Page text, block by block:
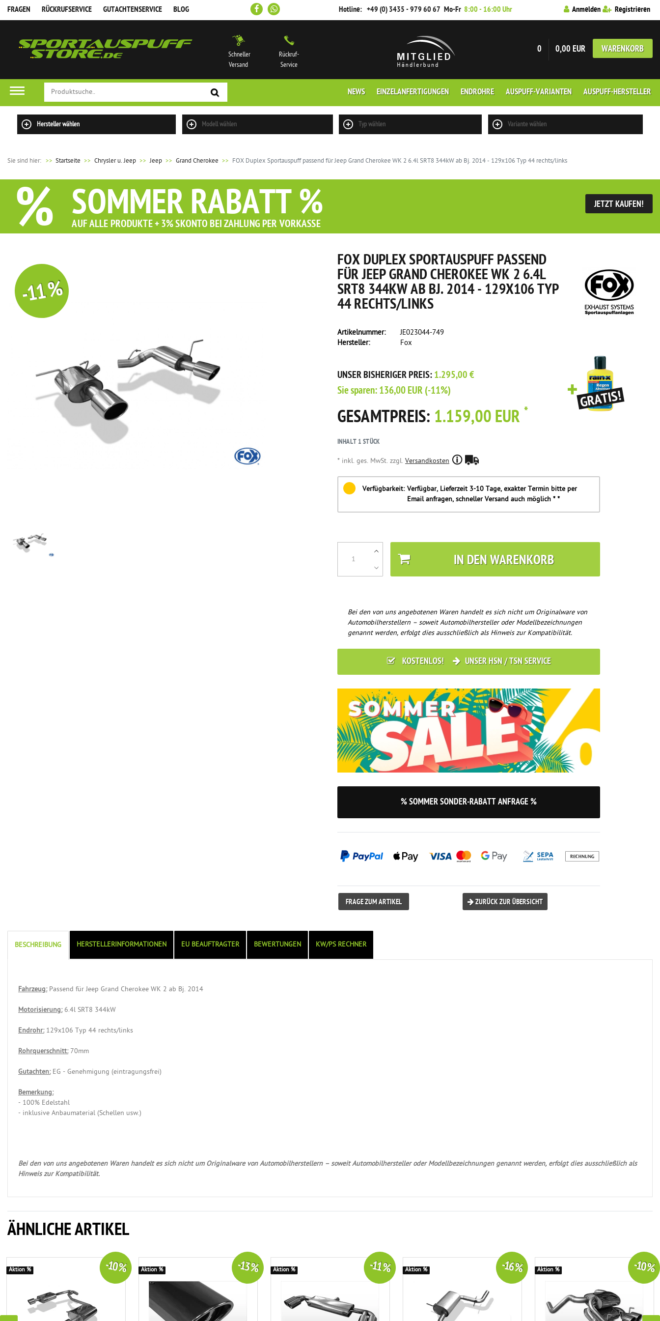
FRAGEN RÜCKRUFSERVICE GUTACHTENSERVICE BLOG Hotline: +49 (0) 3435 - 979 60 67 Mo-Fr 8:00 - 16:00 Uhr Anmelden Registrieren
0 0,00 EUR WARENKORB
Schneller
Versand
Rückruf-
Service
NEWS EINZELANFERTIGUNGEN ENDROHRE AUSPUFF-VARIANTEN AUSPUFF-HERSTELLER
Hersteller wählen Modell wählen Typ wählen Variante wählen
Sie sind hier: >> Startseite Chrysler u. Jeep Jeep Grand Cherokee FOX Duplex Sportauspuff passend für Jeep Grand Cherokee WK 2 6.4l SRT8 344kW ab Bj. 2014 - 129x106 Typ 44 rechts/links
% SOMMER RABATT %
AUF ALLE PRODUKTE + 3% SKONTO BEI ZAHLUNG PER VORKASSE
JETZT KAUFEN!
-11 %
FOX DUPLEX SPORTAUSPUFF PASSEND
FÜR JEEP GRAND CHEROKEE WK 2 6.4L
SRT8 344KW AB BJ. 2014 - 129X106 TYP
44 RECHTS/LINKS
Artikelnummer:
JE023044-749
Hersteller:
Fox
UNSER BISHERIGER PREIS:1.295,00 €
Sie sparen:136,00 EUR(-11%)
GESAMTPREIS: 1.159,00 EUR *
INHALT 1STÜCK
* inkl. ges. MwSt. zzgl. Versandkosten
Sie erhalten Sie beim Kauf diesen Artikel Gratis eine Flasche Rain-X Regenabweiser!
Verfügbarkeit: Verfügbar, Lieferzeit 3-10 Tage, exakter Termin bitte per
Email anfragen, schneller Versand auch möglich * *
IN DEN WARENKORB
Bei den von uns angebotenen Waren handelt es sich nicht um Originalware von
Automobilherstellern – soweit Automobilhersteller oder Modellbezeichnungen
genannt werden, erfolgt dies ausschließlich als Hinweis zur Kompatibilität.
KOSTENLOS! UNSER HSN / TSN SERVICE
% SOMMER SONDER-RABATT ANFRAGE %
FRAGE ZUM ARTIKEL ZURÜCK ZUR ÜBERSICHT
BESCHREIBUNG HERSTELLERINFORMATIONEN EU BEAUFTRAGTER BEWERTUNGEN KW/PS RECHNER
Fahrzeug:Passend für Jeep Grand Cherokee WK 2 ab Bj. 2014
Motorisierung:6.4l SRT8 344kW
Endrohr:129x106 Typ 44 rechts/links
Rohrquerschnitt:70mm
Gutachten:EG - Genehmigung (eintragungsfrei)
Bemerkung:
- 100% Edelstahl
- inklusive Anbaumaterial (Schellen usw.)
Bei den von uns angebotenen Waren handelt es sich nicht um Originalware von Automobilherstellern – soweit Automobilhersteller oder Modellbezeichnungen genannt werden, erfolgt dies ausschließlich als
Hinweis zur Kompatibilität.
ÄHNLICHE ARTIKEL
-10 %
Aktion % -13 %
Aktion % -11 %
Aktion % -16 %
Aktion % -10 %
Aktion %